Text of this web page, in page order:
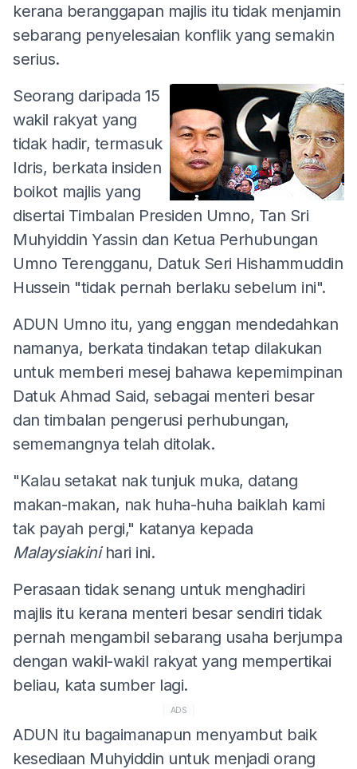
kerana beranggapan majlis itu tidak menjamin
sebarang penyelesaian konflik yang semakin
serius.
Seorang daripada 15
wakil rakyat yang
tidak hadir, termasuk
Idris, berkata insiden
boikot majlis yang
disertai Timbalan Presiden Umno, Tan Sri
Muhyiddin Yassin dan Ketua Perhubungan
Umno Terengganu, Datuk Seri Hishammuddin
Hussein "tidak pernah berlaku sebelum ini".
ADUN Umno itu, yang enggan mendedahkan
namanya, berkata tindakan tetap dilakukan
untuk memberi mesej bahawa kepemimpinan
Datuk Ahmad Said, sebagai menteri besar
dan timbalan pengerusi perhubungan,
sememangnya telah ditolak.
"Kalau setakat nak tunjuk muka, datang
makan-makan, nak huha-huha baiklah kami
tak payah pergi," katanya kepada
Malaysiakini hari ini.
Perasaan tidak senang untuk menghadiri
majlis itu kerana menteri besar sendiri tidak
pernah mengambil sebarang usaha berjumpa
dengan wakil-wakil rakyat yang mempertikai
beliau, kata sumber lagi.
ADS
ADUN itu bagaimanapun menyambut baik
kesediaan Muhyiddin untuk menjadi orang